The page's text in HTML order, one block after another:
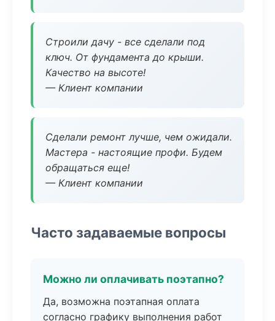
Строили дачу - все сделали под
ключ. От фундамента до крыши.
Качество на высоте!
— Клиент компании
Сделали ремонт лучше, чем ожидали.
Мастера - настоящие профи. Будем
обращаться еще!
— Клиент компании
Часто задаваемые вопросы
Можно ли оплачивать поэтапно?
Да, возможна поэтапная оплата
согласно графику выполнения работ